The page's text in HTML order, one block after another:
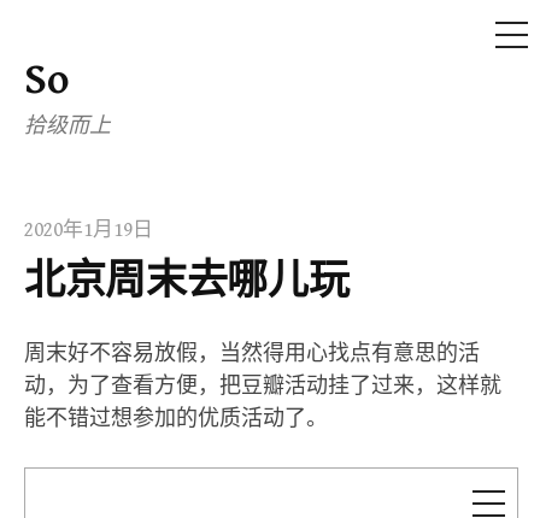
Skip
to
content
So
拾级而上
2020年1月19日
北京周末去哪儿玩
周末好不容易放假，当然得用心找点有意思的活
动，为了查看方便，把豆瓣活动挂了过来，这样就
能不错过想参加的优质活动了。